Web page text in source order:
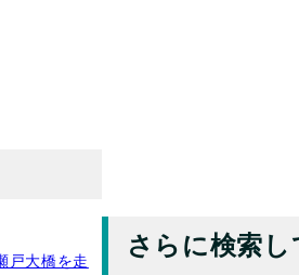
さらに検索し
戸大橋を走